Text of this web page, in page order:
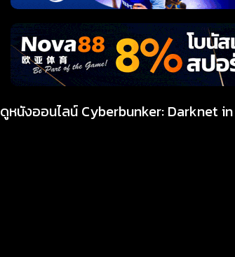
ดูหนังออนไลน์ Cyberbunker: Darknet